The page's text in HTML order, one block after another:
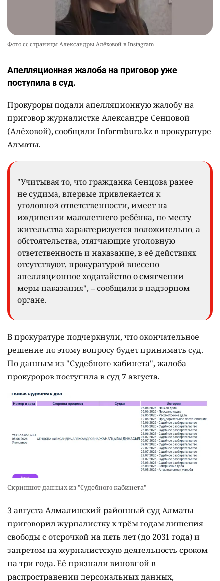
Фото со страницы Александры Алёховой в Instagram
Апелляционная жалоба на приговор уже
поступила в суд.
Прокуроры подали апелляционную жалобу на
приговор журналистке Александре Сенцовой
(Алёховой), сообщили Informburo.kz в прокуратуре
Алматы.
"Учитывая то, что гражданка Сенцова ранее
не судима, впервые привлекается к
уголовной ответственности, имеет на
иждивении малолетнего ребёнка, по месту
жительства характеризуется положительно, а
обстоятельства, отягчающие уголовную
ответственность и наказание, в её действиях
отсутствуют, прокуратурой внесено
апелляционное ходатайство о смягчении
меры наказания", – сообщили в надзорном
органе.
В прокуратуре подчеркнули, что окончательное
решение по этому вопросу будет принимать суд.
По данным из "Судебного кабинета", жалоба
прокуроров поступила в суд 7 августа.
Скриншот данных из "Судебного кабинета"
3 августа Алмалинский районный суд Алматы
приговорил журналистку к трём годам лишения
свободы с отсрочкой на пять лет (до 2031 года) и
запретом на журналистскую деятельность сроком
на три года. Её признали виновной в
распространении персональных данных,